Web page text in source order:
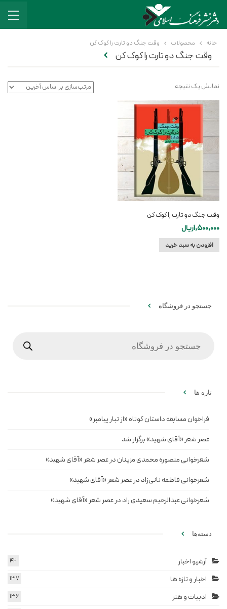
خانه محصولات وقت جنگ دو تارت را کوک کن
وقت جنگ دو تارت را کوک کن
نمایش یک نتیجه
وقت جنگ دو تارت را کوک کن
1,500,000ریال
افزودن به سبد خرید
جستجو در فروشگاه
تازه ها
فراخوان مسابقه داستان کوتاه «از تبار پیامبر»
عصر شعر «آقای شهید» برگزار شد
شعرخوانی منصوره محمدی مزینان در عصر شعر «آقای شهید»
شعرخوانی فاطمه نانی‌زاد در عصر شعر «آقای شهید»
شعرخوانی عبدالرحیم سعیدی راد در عصر شعر «آقای شهید»
دسته‌ها
آرشیو اخبار 42
اخبار و تازه ها 137
ادبیات و هنر 136